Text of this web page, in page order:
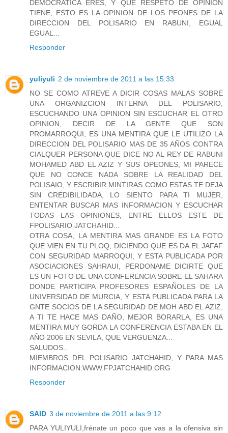
DEMOCRATICA ERES, Y QUE RESPETO DE OPINION
TIENE, ESTO ES LA OPINION DE LOS PEONES DE LA
DIRECCION DEL POLISARIO EN RABUNI, EGUAL
EGUAL...
Responder
yuliyuli 2 de noviembre de 2011 a las 15:33
NO SE COMO ATREVE A DICIR COSAS MALAS SOBRE
UNA ORGANIZCION INTERNA DEL POLISARIO,
ESCUCHANDO UNA OPINION SIN ESCUCHAR EL OTRO
OPINION, DECIR DE LA GENTE QUE SON
PROMARROQUI, ES UNA MENTIRA QUE LE UTILIZO LA
DIRECCION DEL POLISARIO MAS DE 35 AÑOS CONTRA
CIALQUER PERSONA QUE DICE NO AL REY DE RABUNI
MOHAMED ABD EL AZIZ Y SUS OPEONES, MI PARECE
QUE NO CONCE NADA SOBRE LA REALIDAD DEL
POLISAIO, Y ESCRIBIR MINTIRAS COMO ESTAS TE DEJA
SIN CREDIBILIDADA, LO SIENTO PARA TI MUJER,
ENTENTAR BUSCAR MAS INFORMACION Y ESCUCHAR
TODAS LAS OPINIONES, ENTRE ELLOS ESTE DE
FPOLISARIO JATCHAHID...
OTRA COSA, LA MENTIRA MAS GRANDE ES LA FOTO
QUE VIEN EN TU PLOQ, DICIENDO QUE ES DA EL JAFAF
CON SEGURIDAD MARROQUI, Y ESTA PUBLICADA POR
ASOCIACIONES SAHRAUI, PERDONAME DICIRTE QUE
ES UN FOTO DE UNA CONFERENCIA SOBRE EL SAHARA
DONDE PARTICIPA PROFESORES ESPAÑOLES DE LA
UNIVERSIDAD DE MURCIA, Y ESTA PUBLICADA PARA LA
GNTE SOCIOS DE LA SEGURIDAD DE MOH ABD EL AZIZ,
A TI TE HACE MAS DAÑO, MEJOR BORARLA, ES UNA
MENTIRA MUY GORDA LA CONFERENCIA ESTABA EN EL
AÑO 2006 EN SEVILA, QUE VERGUENZA...
SALUDOS..
MIEMBROS DEL POLISARIO JATCHAHID, Y PARA MAS
INFORMACION:WWW.FPJATCHAHID.ORG
Responder
SAID 3 de noviembre de 2011 a las 9:12
PARA YULIYULI,frénate un poco que vas a la ofensiva sin